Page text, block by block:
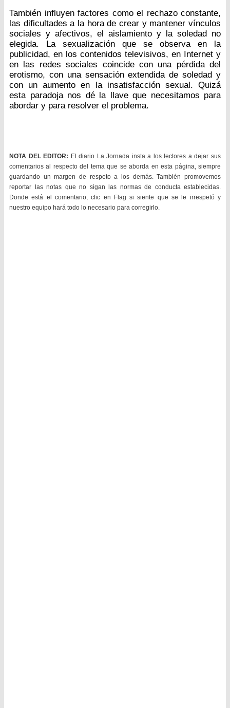
También influyen factores como el rechazo constante,
las dificultades a la hora de crear y mantener vínculos
sociales y afectivos, el aislamiento y la soledad no
elegida. La sexualización que se observa en la
publicidad, en los contenidos televisivos, en Internet y
en las redes sociales coincide con una pérdida del
erotismo, con una sensación extendida de soledad y
con un aumento en la insatisfacción sexual. Quizá
esta paradoja nos dé la llave que necesitamos para
abordar y para resolver el problema.
NOTA DEL EDITOR: El diario La Jornada insta a los lectores a dejar sus
comentarios al respecto del tema que se aborda en esta página, siempre
guardando un margen de respeto a los demás. También promovemos
reportar las notas que no sigan las normas de conducta establecidas.
Donde está el comentario, clic en Flag si siente que se le irrespetó y
nuestro equipo hará todo lo necesario para corregirlo.